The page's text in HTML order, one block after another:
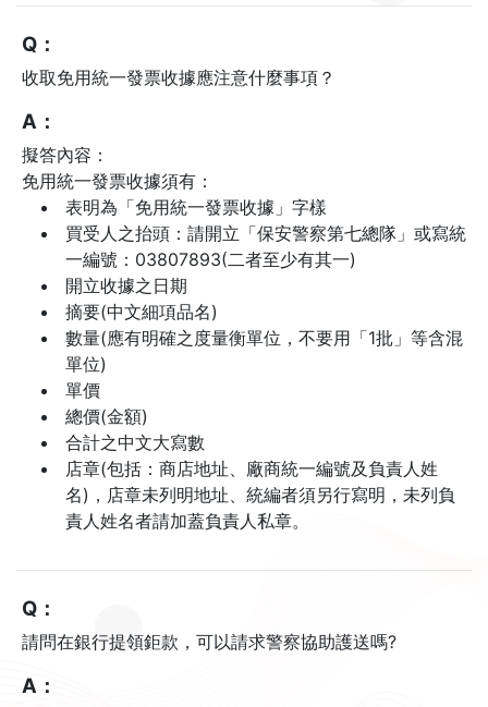
Q：
收取免用統一發票收據應注意什麼事項？
A：
擬答內容：
免用統一發票收據須有：
表明為「免用統一發票收據」字樣
買受人之抬頭：請開立「保安警察第七總隊」或寫統
一編號：03807893(二者至少有其一)
開立收據之日期
摘要(中文細項品名)
數量(應有明確之度量衡單位，不要用「1批」等含混
單位)
單價
總價(金額)
合計之中文大寫數
店章(包括：商店地址、廠商統一編號及負責人姓
名)，店章未列明地址、統編者須另行寫明，未列負
責人姓名者請加蓋負責人私章。
Q：
請問在銀行提領鉅款，可以請求警察協助護送嗎?
A：